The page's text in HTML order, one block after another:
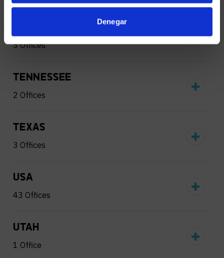
Denegar
3 Offices
TENNESSEE
2 Offices
TEXAS
3 Offices
USA
43 Offices
UTAH
1 Office